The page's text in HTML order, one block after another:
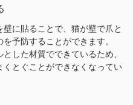
に貼ることで、猫が壁で爪と
予防することができます。
した材質でできているため、
とぐことができなくなってい